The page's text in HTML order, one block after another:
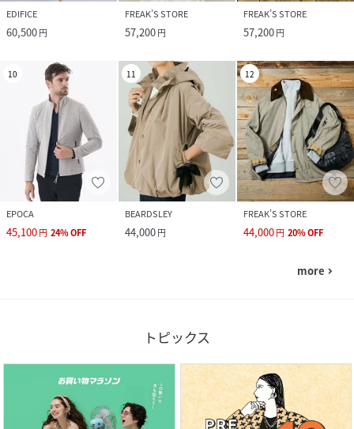
EDIFICE
60,500円
FREAK’S STORE
57,200円
FREAK’S STORE
57,200円
10
EPOCA
45,100円 24%OFF
11
BEARDSLEY
44,000円
12
FREAK’S STORE
44,000円 20%OFF
more navigate_next
トピックス